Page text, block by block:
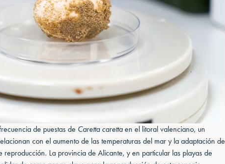
de puestas de Caretta carettaen el litoral valenciano, un
con el aumento de las temperaturas del mar y la adaptación de
reproducción. La provincia de Alicante, y en particular las playas de